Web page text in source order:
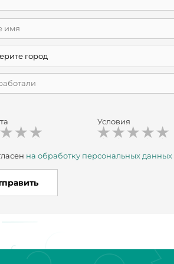
Условия
на обработку персональных данных